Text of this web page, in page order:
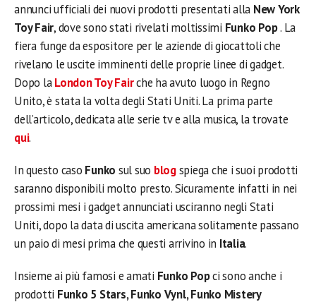
annunci ufficiali dei nuovi prodotti presentati alla New York
Toy Fair, dove sono stati rivelati moltissimi Funko Pop. La
fiera funge da espositore per le aziende di giocattoli che
rivelano le uscite imminenti delle proprie linee di gadget.
Dopo laLondon Toy Fairche ha avuto luogo in Regno
Unito, è stata la volta degli Stati Uniti. La prima parte
dell’articolo, dedicata alle serie tv e alla musica, la trovate
qui.
In questo caso Funko sul suo blogspiega che i suoi prodotti
saranno disponibili molto presto. Sicuramente infatti in nei
prossimi mesi i gadget annunciati usciranno negli Stati
Uniti, dopo la data di uscita americana solitamente passano
un paio di mesi prima che questi arrivino in Italia.
Insieme ai più famosi e amati Funko Popci sono anche i
prodotti Funko 5 Stars, Funko Vynl, Funko Mistery